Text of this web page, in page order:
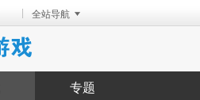
全站导航
专题